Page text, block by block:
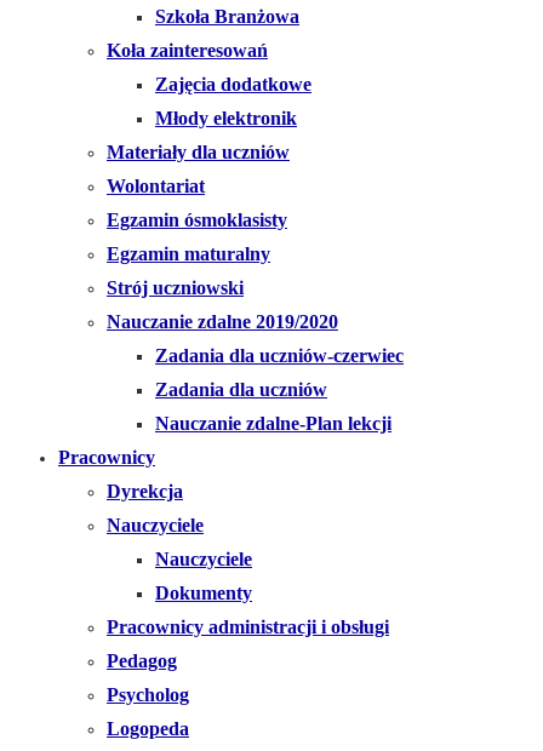
Szkoła Branżowa
Koła zainteresowań
Zajęcia dodatkowe
Młody elektronik
Materiały dla uczniów
Wolontariat
Egzamin ósmoklasisty
Egzamin maturalny
Strój uczniowski
Nauczanie zdalne 2019/2020
Zadania dla uczniów-czerwiec
Zadania dla uczniów
Nauczanie zdalne-Plan lekcji
Pracownicy
Dyrekcja
Nauczyciele
Nauczyciele
Dokumenty
Pracownicy administracji i obsługi
Pedagog
Psycholog
Logopeda